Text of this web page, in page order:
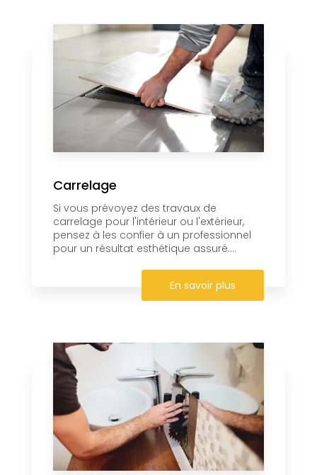
Carrelage
Si vous prévoyez des travaux de
carrelage pour l'intérieur ou l'extérieur,
pensez à les confier à un professionnel
pour un résultat esthétique assuré....
En savoir plus